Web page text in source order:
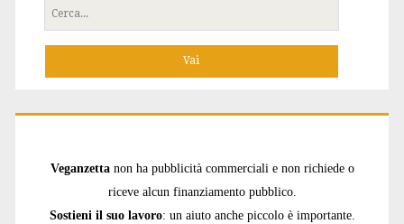
Cerca
per:
Veganzetta non ha pubblicità commerciali e non richiede o
riceve alcun finanziamento pubblico.
Sostieni il suo lavoro: un aiuto anche piccolo è importante.